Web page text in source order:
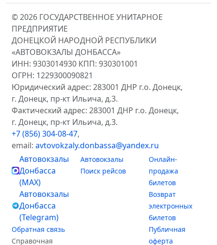
© 2026 ГОСУДАРСТВЕННОЕ УНИТАРНОЕ
ПРЕДПРИЯТИЕ
ДОНЕЦКОЙ НАРОДНОЙ РЕСПУБЛИКИ
«АВТОВОКЗАЛЫ ДОНБАССА»
ИНН: 9303014930 КПП: 930301001
ОГРН: 1229300090821
Юридический адрес: 283001 ДНР г.о. Донецк,
г. Донецк, пр-кт Ильича, д.3.
Фактический адрес: 283001 ДНР г.о. Донецк,
г. Донецк, пр-кт Ильича, д.3.
+7 (856) 304-08-47,
email: avtovokzaly.donbassa@yandex.ru
Автовокзалы
Донбасса
(MAX)
Автовокзалы
Донбасса
(Telegram)
Обратная связь
Справочная
Автовокзалы
Поиск рейсов
Онлайн-
продажа
билетов
Возврат
электронных
билетов
Публичная
оферта